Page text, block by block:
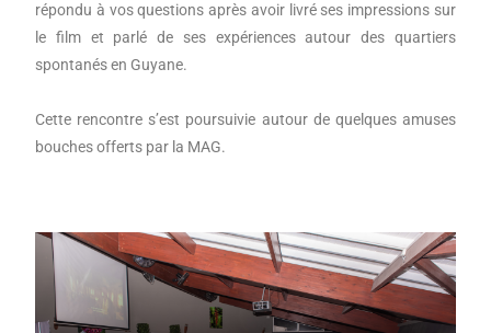
répondu à vos questions après avoir livré ses impressions sur
le film et parlé de ses expériences autour des quartiers
spontanés en Guyane.
Cette rencontre s’est poursuivie autour de quelques amuses
bouches offerts par la MAG.